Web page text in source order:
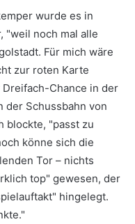
wurde es in
"weil noch mal alle
Für mich wäre
zur roten Karte
Chance in der
der Schussbahn von
blockte, "passt zu
könne sich die
Tor – nichts
top" gewesen, der
hingelegt.